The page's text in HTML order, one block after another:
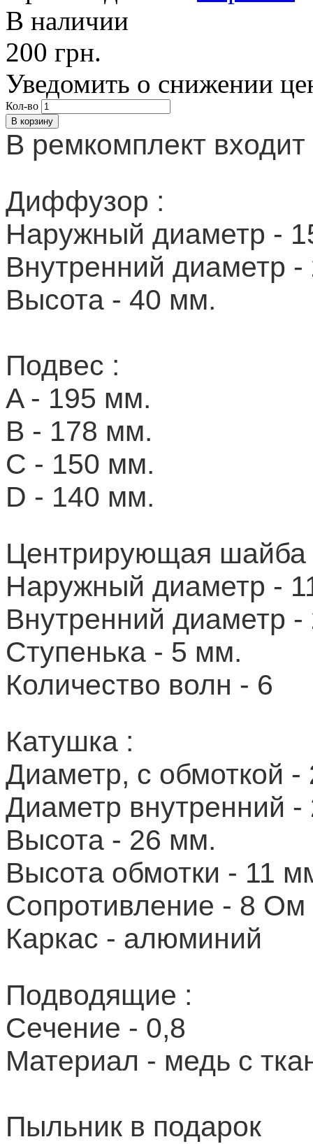
В наличии
200 грн.
Уведомить о снижении
Кол-во
В ремкомплект
Диффузор :
Наружный диаметр -
Внутренний диаметр
Высота - 40 мм.
Подвес :
A - 195 мм.
B - 178 мм.
C - 150 мм.
D - 140 мм.
Центрирующая
Наружный диаметр -
Внутренний диаметр
Ступенька - 5 мм.
Количество волн - 6
Катушка :
Диаметр, с обмоткой
Диаметр внутренний
Высота - 26 мм.
Высота обмотки - 11
Сопротивление - 8 Ом
Каркас - алюминий
Подводящие :
Сечение - 0,8
Материал - медь с
Пыльник в подарок